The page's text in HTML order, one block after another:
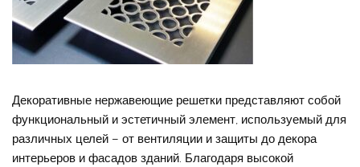
Декоративные нержавеющие решетки представляют собой
функциональный и эстетичный элемент, используемый для
различных целей – от вентиляции и защиты до декора
интерьеров и фасадов зданий. Благодаря высокой